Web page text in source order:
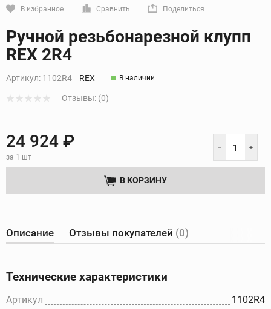
В избранное Сравнить Поделиться
Кликните, чтобы скопировать прямую ссылку
Ручной резьбонарезной клупп
REX 2R4
Артикул: 1102R4 REX В наличии
Отзывы: (0)
24 924 ₽
за 1 шт
В КОРЗИНУ
Описание Отзывы покупателей (0)
Технические характеристики
Артикул
1102R4